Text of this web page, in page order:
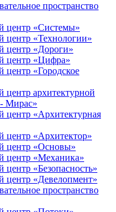
пространство
центр «Системы»
центр «Технологии»
центр «Дороги»
центр «Цифра»
центр «Городское
центр архитектурной
Мирас»
центр «Архитектурная
центр «Архитектор»
центр «Основы»
центр «Механика»
центр «Безопасность»
центр «Девелопмент»
пространство